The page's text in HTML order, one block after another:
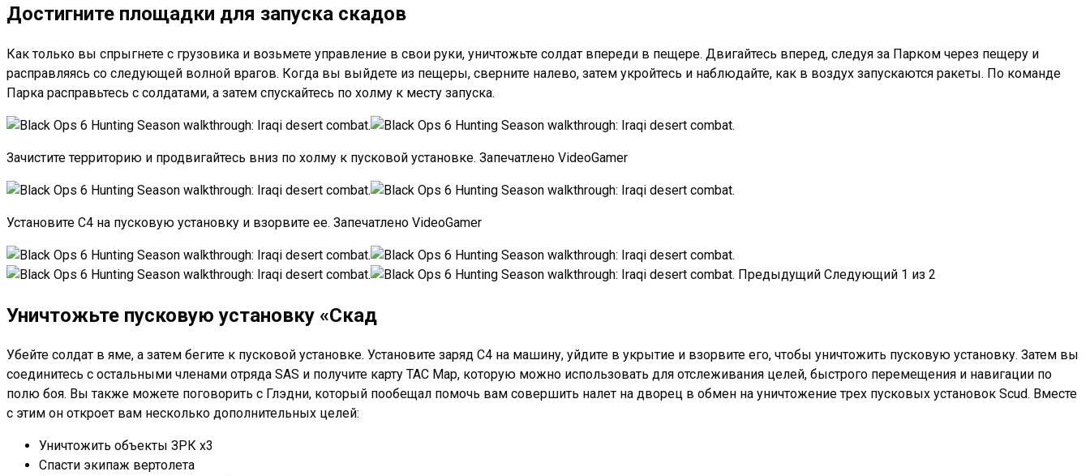
Достигните площадки для запуска скадов
Как только вы спрыгнете с грузовика и возьмете управление в свои руки, уничтожьте солдат впереди в пещере. Двигайтесь вперед, следуя за Парком через пещеру и
расправляясь со следующей волной врагов. Когда вы выйдете из пещеры, сверните налево, затем укройтесь и наблюдайте, как в воздух запускаются ракеты. По команде
Парка расправьтесь с солдатами, а затем спускайтесь по холму к месту запуска.
Зачистите территорию и продвигайтесь вниз по холму к пусковой установке. Запечатлено VideoGamer
Установите C4 на пусковую установку и взорвите ее. Запечатлено VideoGamer
Предыдущий Следующий 1 из 2
Уничтожьте пусковую установку «Скад
Убейте солдат в яме, а затем бегите к пусковой установке. Установите заряд C4 на машину, уйдите в укрытие и взорвите его, чтобы уничтожить пусковую установку. Затем вы
соединитесь с остальными членами отряда SAS и получите карту TAC Map, которую можно использовать для отслеживания целей, быстрого перемещения и навигации по
полю боя. Вы также можете поговорить с Глэдни, который пообещал помочь вам совершить налет на дворец в обмен на уничтожение трех пусковых установок Scud. Вместе
с этим он откроет вам несколько дополнительных целей:
Уничтожить объекты ЗРК x3
Спасти экипаж вертолета